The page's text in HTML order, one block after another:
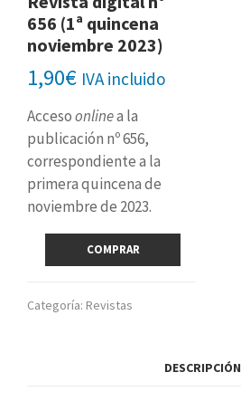
656 (1ª quincena
noviembre 2023)
1,90€ IVA incluido
Accesoonlinea la
publicación nº 656,
correspondiente a la
primera quincena de
noviembre de 2023.
656
COMPRAR
Categoría: Revistas
DESCRIPCIÓN